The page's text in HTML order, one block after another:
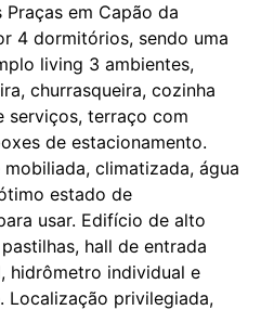
em Capão da
4 dormitórios, sendo uma
living 3 ambientes,
churrasqueira, cozinha
serviços, terraço com
de estacionamento.
climatizada, água
estado de
usar. Edifício de alto
hall de entrada
hidrômetro individual e
Localização privilegiada,